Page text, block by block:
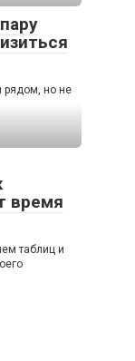
рядом, но не
время
таблиц и